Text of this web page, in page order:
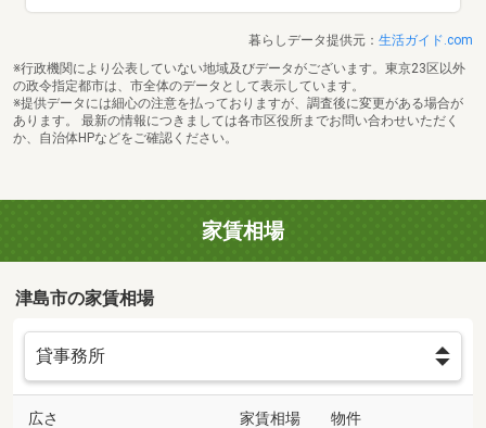
暮らしデータ提供元： 生活ガイド.com
※行政機関により公表していない地域及びデータがございます。東京23区以外
の政令指定都市は、市全体のデータとして表示しています。
※提供データには細心の注意を払っておりますが、調査後に変更がある場合が
あります。 最新の情報につきましては各市区役所までお問い合わせいただく
か、自治体HPなどをご確認ください。
家賃相場
津島市の家賃相場
広さ 家賃相場 物件